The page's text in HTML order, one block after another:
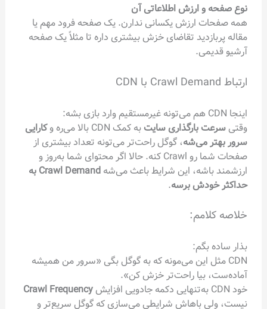
نوع صفحه و ارزش اطلاعاتی آن
همه صفحات ارزش یکسانی ندارن. یک صفحه فرود مهم یا
مقاله پربازدید تقاضای خزش بیشتری داره تا مثلاً یک صفحه
آرشیو قدیمی.
ارتباط Crawl Demand با CDN
اینجا CDN هم می‌تونه غیرمستقیم وارد بازی بشه:
وقتی سرعت بارگذاری سایت به کمک CDN بالا می‌ره و
کارایی
سرور بهتر می‌شه، گوگل راحت‌تر می‌تونه تعداد بیشتری از
صفحات شما رو Crawl کنه. حالا اگر محتوای شما به‌روز و
ارزشمند باشه، این شرایط باعث می‌شه
Crawl Demand به
حداکثر خودش برسه.
خلاصه کلامم:
بذار ساده بگم:
CDN مثل این می‌مونه که به گوگل بگی «سرور من همیشه
آماده‌ست، بیا راحت‌تر خزش کن».
خود CDN به‌تنهایی دکمه جادویی افزایش
Crawl Frequency
نیست، ولی باهاش شرایطی می‌سازی که گوگل سریع‌تر و